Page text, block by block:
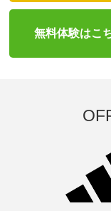
無料体験はこ